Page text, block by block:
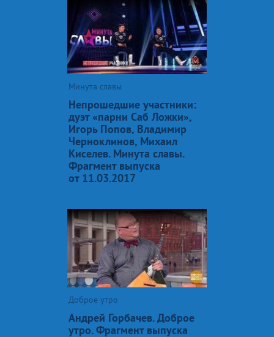
Минута славы
Непрошедшие участники:
дуэт «парни Саб Ложки»,
Игорь Попов, Владимир
Черноклинов, Михаил
Киселев. Минута славы.
Фрагмент выпуска
от 11.03.2017
Доброе утро
Андрей Горбачев. Доброе
утро. Фрагмент выпуска